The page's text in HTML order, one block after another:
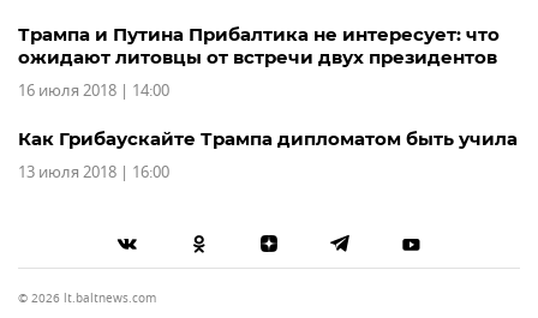
Трампа и Путина Прибалтика не интересует: что
ожидают литовцы от встречи двух президентов
16 июля 2018 | 14:00
Как Грибаускайте Трампа дипломатом быть учила
13 июля 2018 | 16:00
© 2026 lt.baltnews.com